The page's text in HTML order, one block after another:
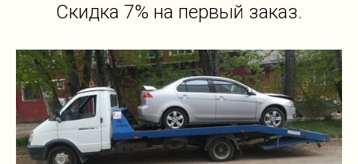
Скидка 7% на первый заказ.